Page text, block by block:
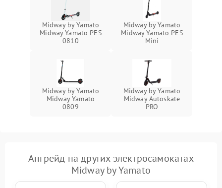
Midway by Yamato
Midway Yamato PES
0810
Midway by Yamato
Midway Yamato PES
Mini
Midway by Yamato
Midway Yamato
0809
Midway by Yamato
Midway Autoskate
PRO
Апгрейд на других электросамокатах
Midway by Yamato